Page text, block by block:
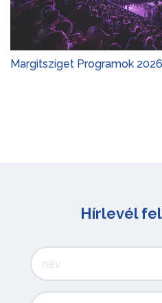
Margitsziget Programok 2026
Hírlevél